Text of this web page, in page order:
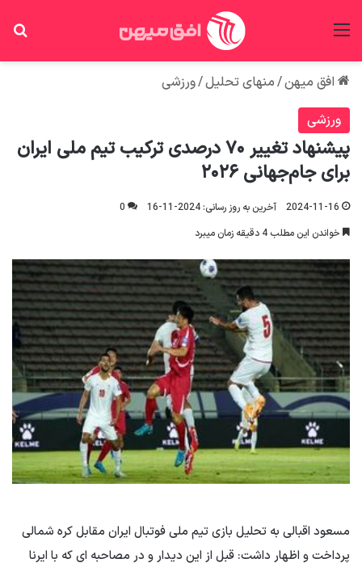
افق میهن/منهای تحلیل/ورزشی
ورزشی
پیشنهاد تغییر ۷۰ درصدی ترکیب تیم ملی ایران
برای جام‌جهانی ۲۰۲۶
2024-11-16 آخرین به روز رسانی: 2024-11-16
0
خواندن این مطلب 4 دقیقه زمان میبرد
مسعود اقبالی به تحلیل بازی تیم ملی فوتبال ایران مقابل کره شمالی
پرداخت و اظهار داشت: قبل از این دیدار و در مصاحبه ای که با ایرنا